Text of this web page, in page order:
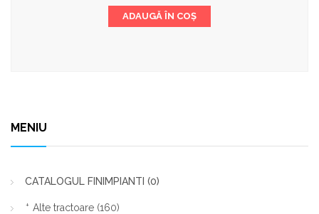
a
fost:
ADAUGĂ ÎN COȘ
MENIU
CATALOGUL FINIMPIANTI (0)
Alte tractoare (160)